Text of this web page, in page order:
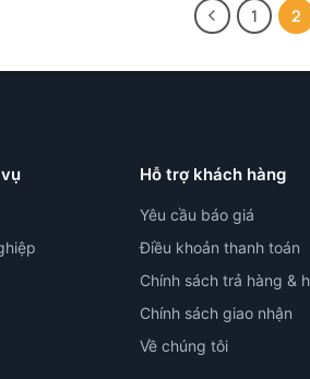
1 2
Hỗ trợ khách hàng
Yêu cầu báo giá
Điều khoản thanh toán
Chính sách trả hàng &
Chính sách giao nhận
Về chúng tôi